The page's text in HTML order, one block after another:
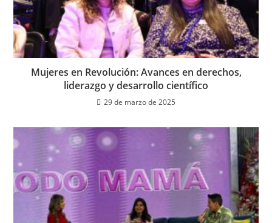
Mujeres en Revolución: Avances en derechos,
liderazgo y desarrollo científico
29 de marzo de 2025